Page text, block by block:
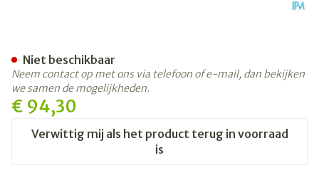
€ 94,30
Verwittig mij als het product terug in voorraad
is
Niet beschikbaar
Neem contact op met ons via telefoon of e-mail, dan bekijken
we samen de mogelijkheden.